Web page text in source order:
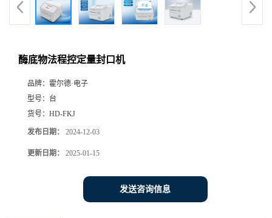
酶底物法程控定量封口机
品牌： 霍尔德·电子
型号： 台
货号： HD-FKJ
发布日期： 2024-12-03
更新日期： 2025-01-15
发送咨询信息